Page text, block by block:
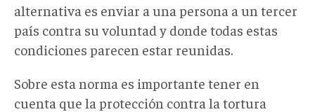
alternativa es enviar a una persona a un tercer
país contra su voluntad y donde todas estas
condiciones parecen estar reunidas.
Sobre esta norma es importante tener en
cuenta que la protección contra la tortura